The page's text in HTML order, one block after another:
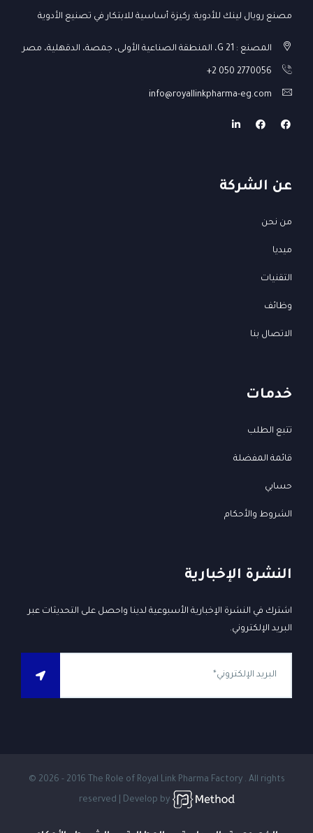
مصنع رويال لينك للأدوية: ركيزة أساسية للابتكار في تصنيع الأدوية
المصنع : G 21، المنطقة الصناعية الأولى، جمصة، الدقهلية، مصر
+2 050 2770056
info@royallinkpharma-eg.com
عن الشركة
من نحن
ميديا
التقنيات
وظائف
الاتصال بنا
خدمات
تتبع الطلب
قائمة المفضلة
حسابي
الشروط والأحكام
النشرة الإخبارية
اشترك في النشرة الإخبارية الأسبوعية لدينا واحصل على التحديثات عبر
البريد الإلكتروني.
© 2026 - 2016 The Role of Royal Link Pharma Factory . All rights
reserved | Develop by